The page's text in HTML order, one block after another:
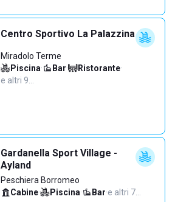
Centro Sportivo La Palazzina
Miradolo Terme
Piscina· Bar· Ristorante·
e altri 9…
Gardanella Sport Village -
Ayland
Peschiera Borromeo
Cabine· Piscina· Bar·e altri 7…